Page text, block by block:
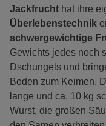
Jackfrucht hat ihre
Überlebenstechnik
schwergewichtige
Gewichts jedes noch
Dschungels und
Boden zum Keimen.
lange und ca. 10 kg
Wurst, die großen